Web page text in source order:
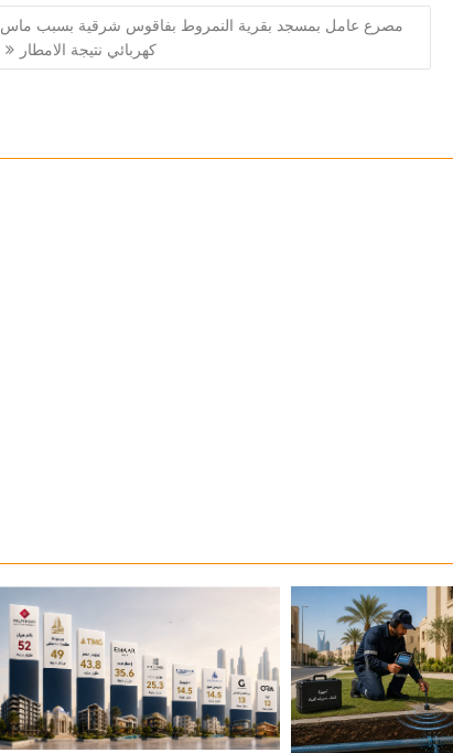
مصرع عامل بمسجد بقرية النمروط بفاقوس شرقية بسبب ماس
كهربائي نتيجة الامطار